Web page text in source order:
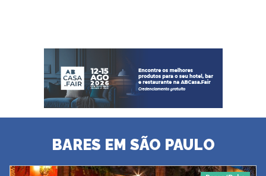
BARES EM SÃO PAULO